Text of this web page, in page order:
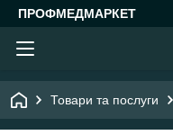
ПРОФМЕДМАРКЕТ
Товари та послуги